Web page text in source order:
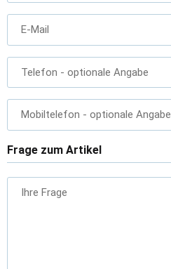
E-Mail
Telefon - optionale Angabe
Mobiltelefon - optionale Angabe
Frage zum Artikel
Ihre Frage